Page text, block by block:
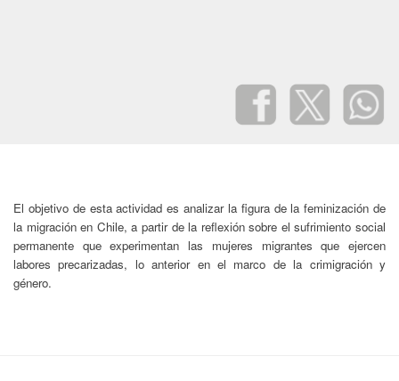
El objetivo de esta actividad es analizar la figura de la feminización de
la migración en Chile, a partir de la reflexión sobre el sufrimiento social
permanente que experimentan las mujeres migrantes que ejercen
labores precarizadas, lo anterior en el marco de la crimigración y
género.